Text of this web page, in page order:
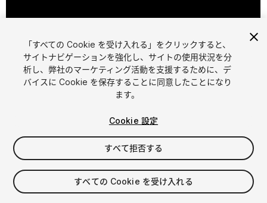
1/ 10
$40
FLASH DEAL 7 日 以内にフラッシュディール開始
消費税は決済時に計算されます
「すべての Cookie を受け入れる」をクリックすると、
サイトナビゲーションを強化し、サイトの使用状況を分
析し、弊社のマーケティング活動を支援するために、デ
バイスに Cookie を保存することに同意したことになり
ます。
Cookie 設定
すべて拒否する
すべての Cookie を受け入れる